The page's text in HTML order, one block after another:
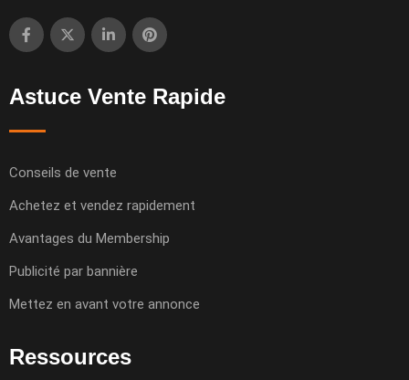
Astuce Vente Rapide
Conseils de vente
Achetez et vendez rapidement
Avantages du Membership
Publicité par bannière
Mettez en avant votre annonce
Ressources